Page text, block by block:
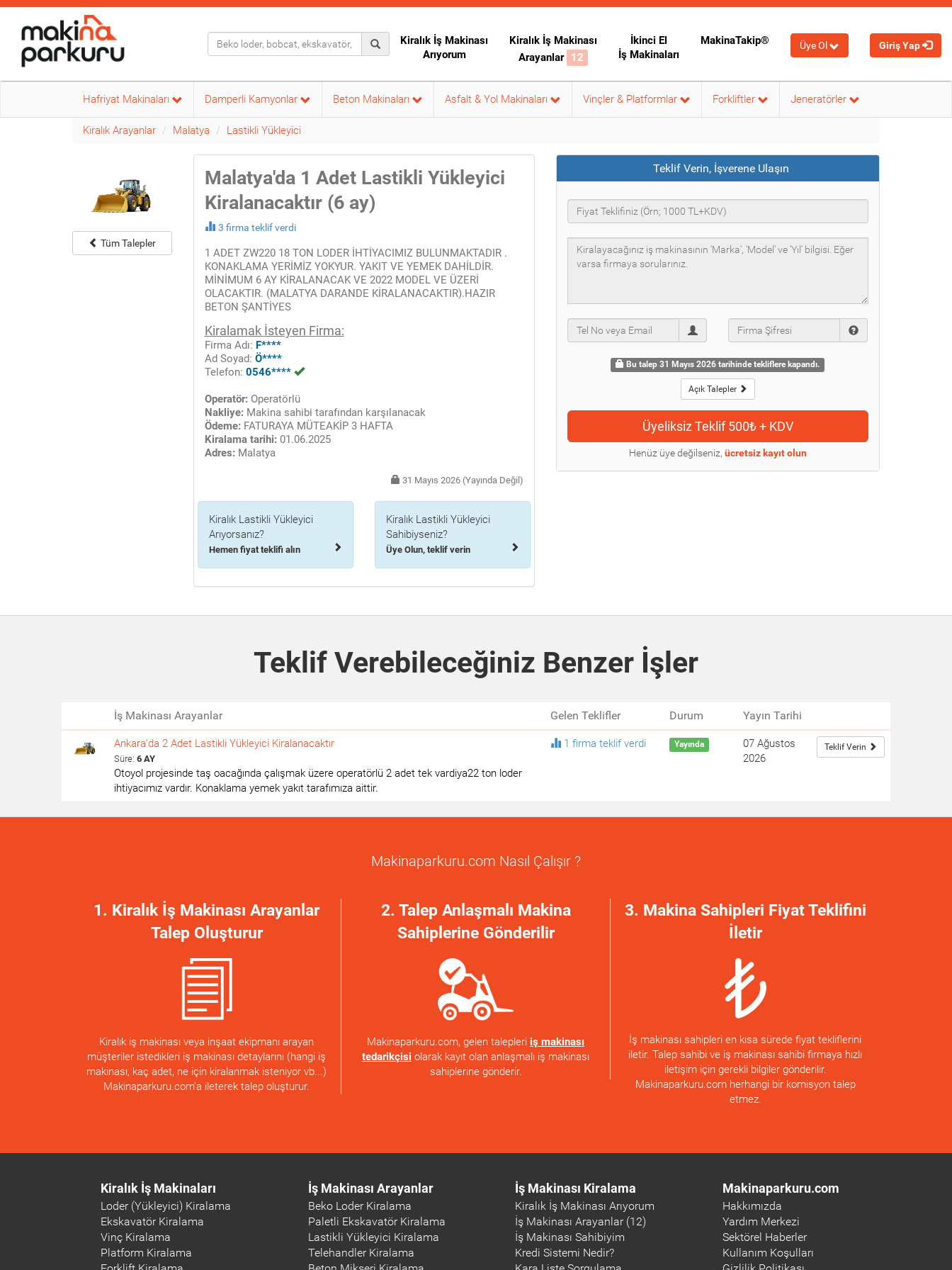
Kiralık İş Makinası
Arıyorum
Kiralık İş Makinası
Arayanlar 12
İkinci El
İş Makinaları
MakinaTakip® Üye Ol Giriş Yap
Hafriyat Makinaları Damperli Kamyonlar Beton Makinaları Asfalt & Yol Makinaları Vinçler & Platformlar Forkliftler Jeneratörler
Kiralık Arayanlar Malatya Lastikli Yükleyici
Tüm Talepler
Malatya'da 1 Adet Lastikli Yükleyici
Kiralanacaktır (6 ay)
3 firma teklif verdi
1 ADET ZW220 18 TON LODER İHTİYACIMIZ BULUNMAKTADIR .
KONAKLAMA YERİMİZ YOKYUR. YAKIT VE YEMEK DAHİLDİR.
MİNİMUM 6 AY KİRALANACAK VE 2022 MODEL VE ÜZERİ
OLACAKTIR. (MALATYA DARANDE KİRALANACAKTIR).HAZIR
BETON ŞANTİYES
Kiralamak İsteyen Firma:
Firma Adı: F****
Ad Soyad: Ö****
Telefon: 0546****
Operatör:Operatörlü
Nakliye:Makina sahibi tarafından karşılanacak
Ödeme: FATURAYA MÜTEAKİP 3 HAFTA
Kiralama tarihi:01.06.2025
Adres:Malatya
31 Mayıs 2026 (Yayında Değil)
Kiralık Lastikli Yükleyici
Arıyorsanız?
Hemen fiyat teklifi alın
Kiralık Lastikli Yükleyici
Sahibiyseniz?
Üye Olun, teklif verin
Teklif Verin, İşverene Ulaşın
Bu talep 31 Mayıs 2026 tarihinde tekliflere kapandı.
Açık Talepler
Henüz üye değilseniz, ücretsiz kayıt olun
Teklif Verebileceğiniz Benzer İşler
İş Makinası Arayanlar Gelen Teklifler Durum Yayın Tarihi
Ankara'da 2 Adet Lastikli Yükleyici Kiralanacaktır
Süre: 6 AY
Otoyol projesinde taş oacağında çalışmak üzere operatörlü 2 adet tek vardiya22 ton loder
ihtiyacımız vardır. Konaklama yemek yakıt tarafımıza aittir.
1 firma teklif verdi Yayında
07 Ağustos
2026
Teklif Verin
Makinaparkuru.com Nasıl Çalışır ?
1. Kiralık İş Makinası Arayanlar
Talep Oluşturur
Kiralık iş makinası veya inşaat ekipmanı arayan
müşteriler istedikleri iş makinası detaylarını (hangi iş
makinası, kaç adet, ne için kiralanmak isteniyor vb...)
Makinaparkuru.com'a ileterek talep oluşturur.
2. Talep Anlaşmalı Makina
Sahiplerine Gönderilir
Makinaparkuru.com, gelen talepleri iş makinası
tedarikçisi olarak kayıt olan anlaşmalı iş makinası
sahiplerine gönderir.
3. Makina Sahipleri Fiyat Teklifini
İletir
İş makinası sahipleri en kısa sürede fiyat tekliflerini
iletir. Talep sahibi ve iş makinası sahibi firmaya hızlı
iletişim için gerekli bilgiler gönderilir.
Makinaparkuru.com herhangi bir komisyon talep
etmez.
Kiralık İş Makinaları
Loder (Yükleyici) Kiralama
Ekskavatör Kiralama
Vinç Kiralama
Platform Kiralama
İş Makinası Arayanlar
Beko Loder Kiralama
Paletli Ekskavatör Kiralama
Lastikli Yükleyici Kiralama
Telehandler Kiralama
İş Makinası Kiralama
Kiralık İş Makinası Arıyorum
İş Makinası Arayanlar (12)
İş Makinası Sahibiyim
Kredi Sistemi Nedir?
Makinaparkuru.com
Hakkımızda
Yardım Merkezi
Sektörel Haberler
Kullanım Koşulları